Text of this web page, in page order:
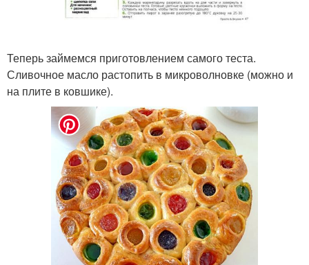
Теперь займемся приготовлением самого теста.
Сливочное масло растопить в микроволновке (можно и
на плите в ковшике).